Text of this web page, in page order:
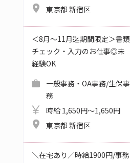
東京都 新宿区
＜8月～11月迄期間限定＞書類
チェック・入力のお仕事◎未
経験OK
一般事務・OA事務/生保事
務
時給 1,650円～1,650円
東京都 新宿区
＼在宅あり／時給1900円/事務